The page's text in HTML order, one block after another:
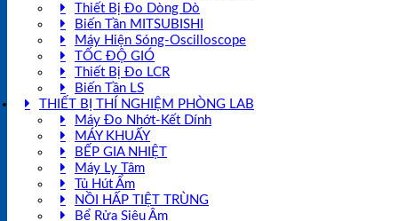
Thiết Bị Đo Dòng Dò
Biến Tần MITSUBISHI
Máy Hiện Sóng-Oscilloscope
TỐC ĐỘ GIÓ
Thiết Bị Đo LCR
Biến Tần LS
THIẾT BỊ THÍ NGHIỆM PHÒNG LAB
Máy Đo Nhớt-Kết Dính
MÁY KHUẤY
BẾP GIA NHIỆT
Máy Ly Tâm
Tủ Hút Ẩm
NỒI HẤP TIỆT TRÙNG
Bể Rửa Siêu Âm